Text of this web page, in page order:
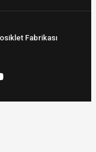
Fabrikası